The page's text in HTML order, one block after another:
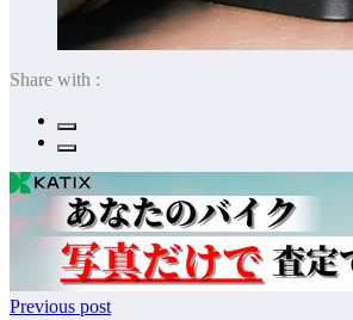
Share with :
Previous post